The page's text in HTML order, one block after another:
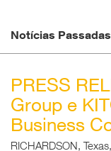
Notícias Passadas
PRESS
Group e
Business
RICHARDSON,